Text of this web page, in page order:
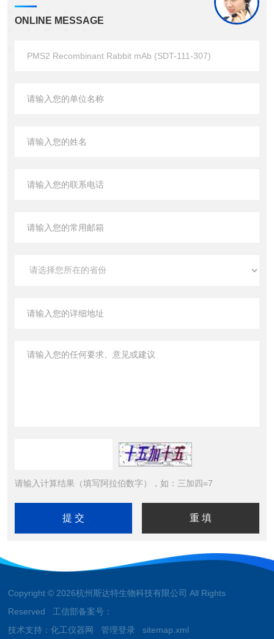
ONLINE MESSAGE
请输入计算结果（填写阿拉伯数字），如：三加四=7
Copyright © 2026杭州斯达特生物科技有限公司 All Rights
Reserved 工信部备案号：
技术支持：化工仪器网 管理登录 sitemap.xml